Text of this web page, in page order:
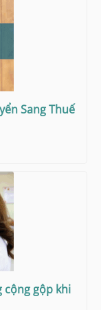
Sang Thuế
cộng gộp khi